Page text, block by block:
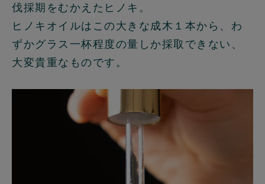
伐採期をむかえたヒノキ。
ヒノキオイルはこの大きな成木１本から、わ
ずかグラス一杯程度の量しか採取できない、
大変貴重なものです。